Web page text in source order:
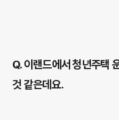
Q.이랜드에서 청년주택
것 같은데요.